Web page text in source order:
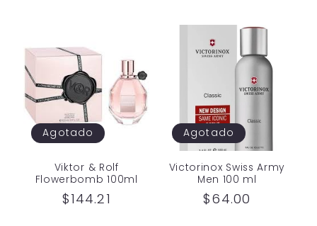
Agotado
Viktor & Rolf
Flowerbomb 100ml
Precio
$144.21
Agotado
Victorinox Swiss Army
Men 100 ml
Precio
$64.00